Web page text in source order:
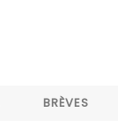
BRÈVES